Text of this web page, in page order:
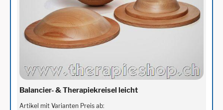
Balancier- & Therapiekreisel leicht
Artikel mit Varianten Preis ab: